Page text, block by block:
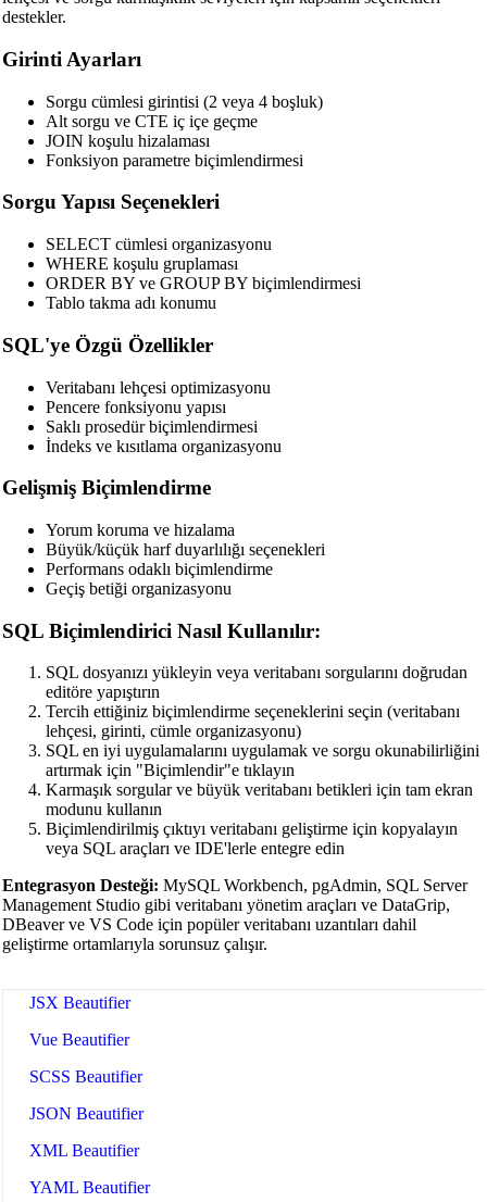
🔗 Related Tools
📝 Kod Formatlayıcılar ve Güzelleştiriciler
🔧 TOOLS
HTML Beautifier
CSS Beautifier
JavaScript Beautifier
JSX Beautifier
Vue Beautifier
SCSS Beautifier
JSON Beautifier
XML Beautifier
YAML Beautifier
destekler.
Girinti Ayarları
Sorgu cümlesi girintisi (2 veya 4 boşluk)
Alt sorgu ve CTE iç içe geçme
JOIN koşulu hizalaması
Fonksiyon parametre biçimlendirmesi
Sorgu Yapısı Seçenekleri
SELECT cümlesi organizasyonu
WHERE koşulu gruplaması
ORDER BY ve GROUP BY biçimlendirmesi
Tablo takma adı konumu
SQL'ye Özgü Özellikler
Veritabanı lehçesi optimizasyonu
Pencere fonksiyonu yapısı
Saklı prosedür biçimlendirmesi
İndeks ve kısıtlama organizasyonu
Gelişmiş Biçimlendirme
Yorum koruma ve hizalama
Büyük/küçük harf duyarlılığı seçenekleri
Performans odaklı biçimlendirme
Geçiş betiği organizasyonu
SQL Biçimlendirici Nasıl Kullanılır:
SQL dosyanızı yükleyin veya veritabanı sorgularını doğrudan
editöre yapıştırın
Tercih ettiğiniz biçimlendirme seçeneklerini seçin (veritabanı
lehçesi, girinti, cümle organizasyonu)
SQL en iyi uygulamalarını uygulamak ve sorgu okunabilirliğini
artırmak için "Biçimlendir"e tıklayın
Karmaşık sorgular ve büyük veritabanı betikleri için tam ekran
modunu kullanın
Biçimlendirilmiş çıktıyı veritabanı geliştirme için kopyalayın
veya SQL araçları ve IDE'lerle entegre edin
Entegrasyon Desteği: MySQL Workbench, pgAdmin, SQL Server
Management Studio gibi veritabanı yönetim araçları ve DataGrip,
DBeaver ve VS Code için popüler veritabanı uzantıları dahil
geliştirme ortamlarıyla sorunsuz çalışır.